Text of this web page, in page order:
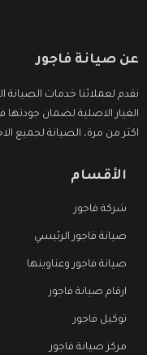
عن صيانة فاجور
نقدم لعملائنا خدمات
الغيار الاصلية لضمان
اكثر من مرة، الصيانة لجميع
الأقسام
شركة فاجور
صيانة فاجور الرئيسي
صيانة فاجور وعناوينها
ارقام صيانة فاجور
توكيل فاجور
مركز صيانة فاجور